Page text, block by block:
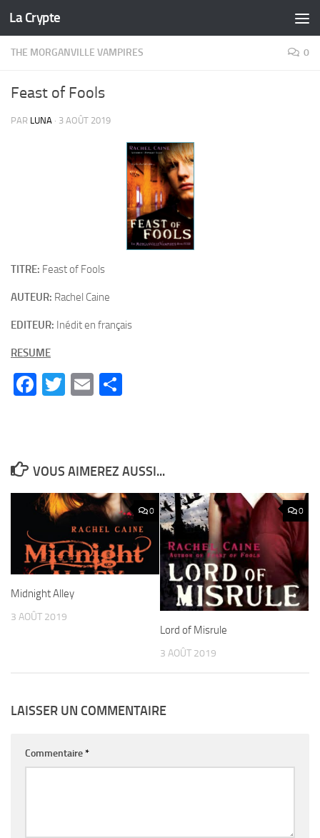
Skip to content
La Crypte
THE MORGANVILLE VAMPIRES 0
Feast of Fools
PAR LUNA · 3 AOÛT 2019
TITRE: Feast of Fools
AUTEUR: Rachel Caine
EDITEUR: Inédit en français
RESUME
Facebook
Twitter
Email
VOUS AIMEREZ AUSSI...
0
Midnight Alley
3 AOÛT 2019
0
Lord of Misrule
3 AOÛT 2019
LAISSER UN COMMENTAIRE
Commentaire*